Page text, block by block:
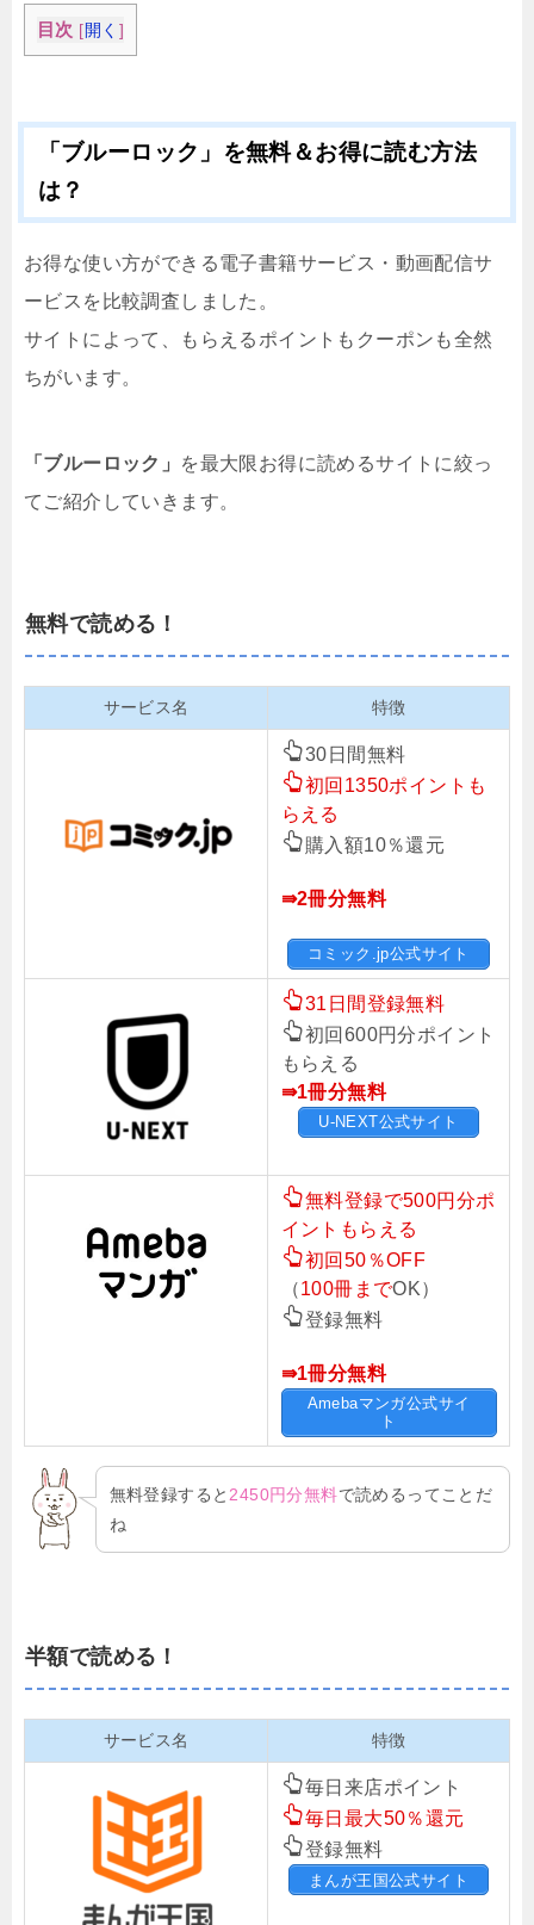
目次 [開く ]
「ブルーロック」を無料＆お得に読む方法
は？
お得な使い方ができる電子書籍サービス・動画配信サ
ービスを比較調査しました。
サイトによって、もらえるポイントもクーポンも全然
ちがいます。
「ブルーロック」
を最大限お得に読めるサイトに絞っ
てご紹介していきます。
無料で読める！
サービス名 特徴
30日間無料
初回1350ポイントも
らえる
購入額10％還元
⇛2冊分無料
コミック.jp公式サイト
31日間登録無料
初回600円分ポイント
もらえる
⇛1冊分無料
U-NEXT公式サイト
無料登録で500円分ポ
イントもらえる
初回50％OFF
（100冊までOK）
登録無料
⇛1冊分無料
Amebaマンガ公式サイ
ト
無料登録すると 2450円分無料で読めるってことだ
ね
半額で読める！
サービス名 特徴
毎日来店ポイント
毎日最大50％還元
登録無料
まんが王国公式サイト